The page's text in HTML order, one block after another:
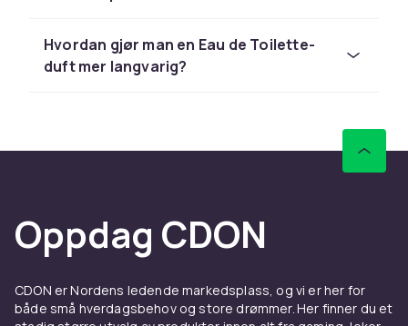
Hvordan gjør man en Eau de Toilette-
duft mer langvarig?
Oppdag CDON
CDON er Nordens ledende markedsplass, og vi er her for
både små hverdagsbehov og store drømmer. Her finner du et